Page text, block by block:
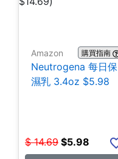
Amazon 購買指南
Neutrogena 每日保
濕乳 3.4oz $5.98
$ 14.69 $5.98